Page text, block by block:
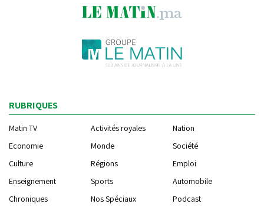
RUBRIQUES
Matin TV Activités royales
Nation
Economie
Monde
Société
Culture
Régions
Emploi
Enseignement
Sports
Automobile
Chroniques
Nos Spéciaux Podcast